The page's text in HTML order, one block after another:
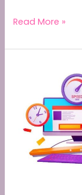
e
b
k
er
Divertindo-
no
com
inteligência
artificial
Read More »